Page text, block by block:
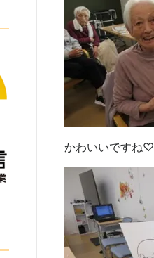
かわいいですね♡